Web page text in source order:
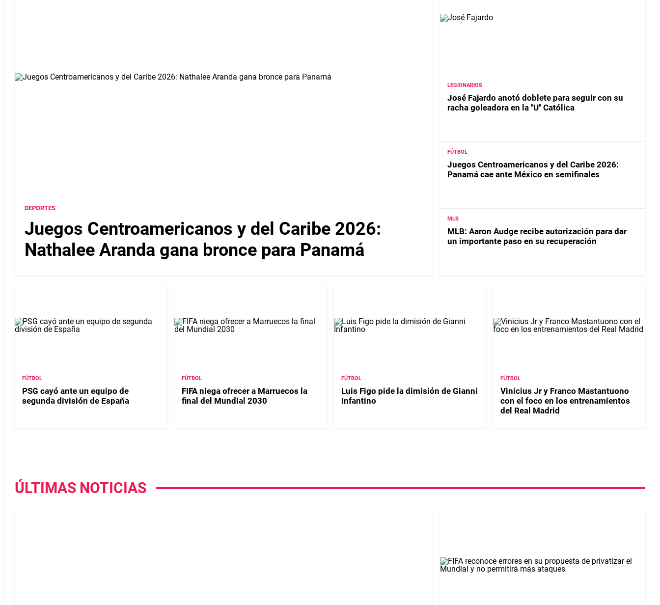
DEPORTES
Juegos Centroamericanos y del Caribe 2026:
Nathalee Aranda gana bronce para Panamá
LEGIONARIOS
José Fajardo anotó doblete para seguir con su
racha goleadora en la "U" Católica
FÚTBOL
Juegos Centroamericanos y del Caribe 2026:
Panamá cae ante México en semifinales
MLB
MLB: Aaron Audge recibe autorización para dar
un importante paso en su recuperación
FÚTBOL
PSG cayó ante un equipo de
segunda división de España
FÚTBOL
FIFA niega ofrecer a Marruecos la
final del Mundial 2030
FÚTBOL
Luis Figo pide la dimisión de Gianni
Infantino
FÚTBOL
Vinicius Jr y Franco Mastantuono
con el foco en los entrenamientos
del Real Madrid
ÚLTIMAS NOTICIAS